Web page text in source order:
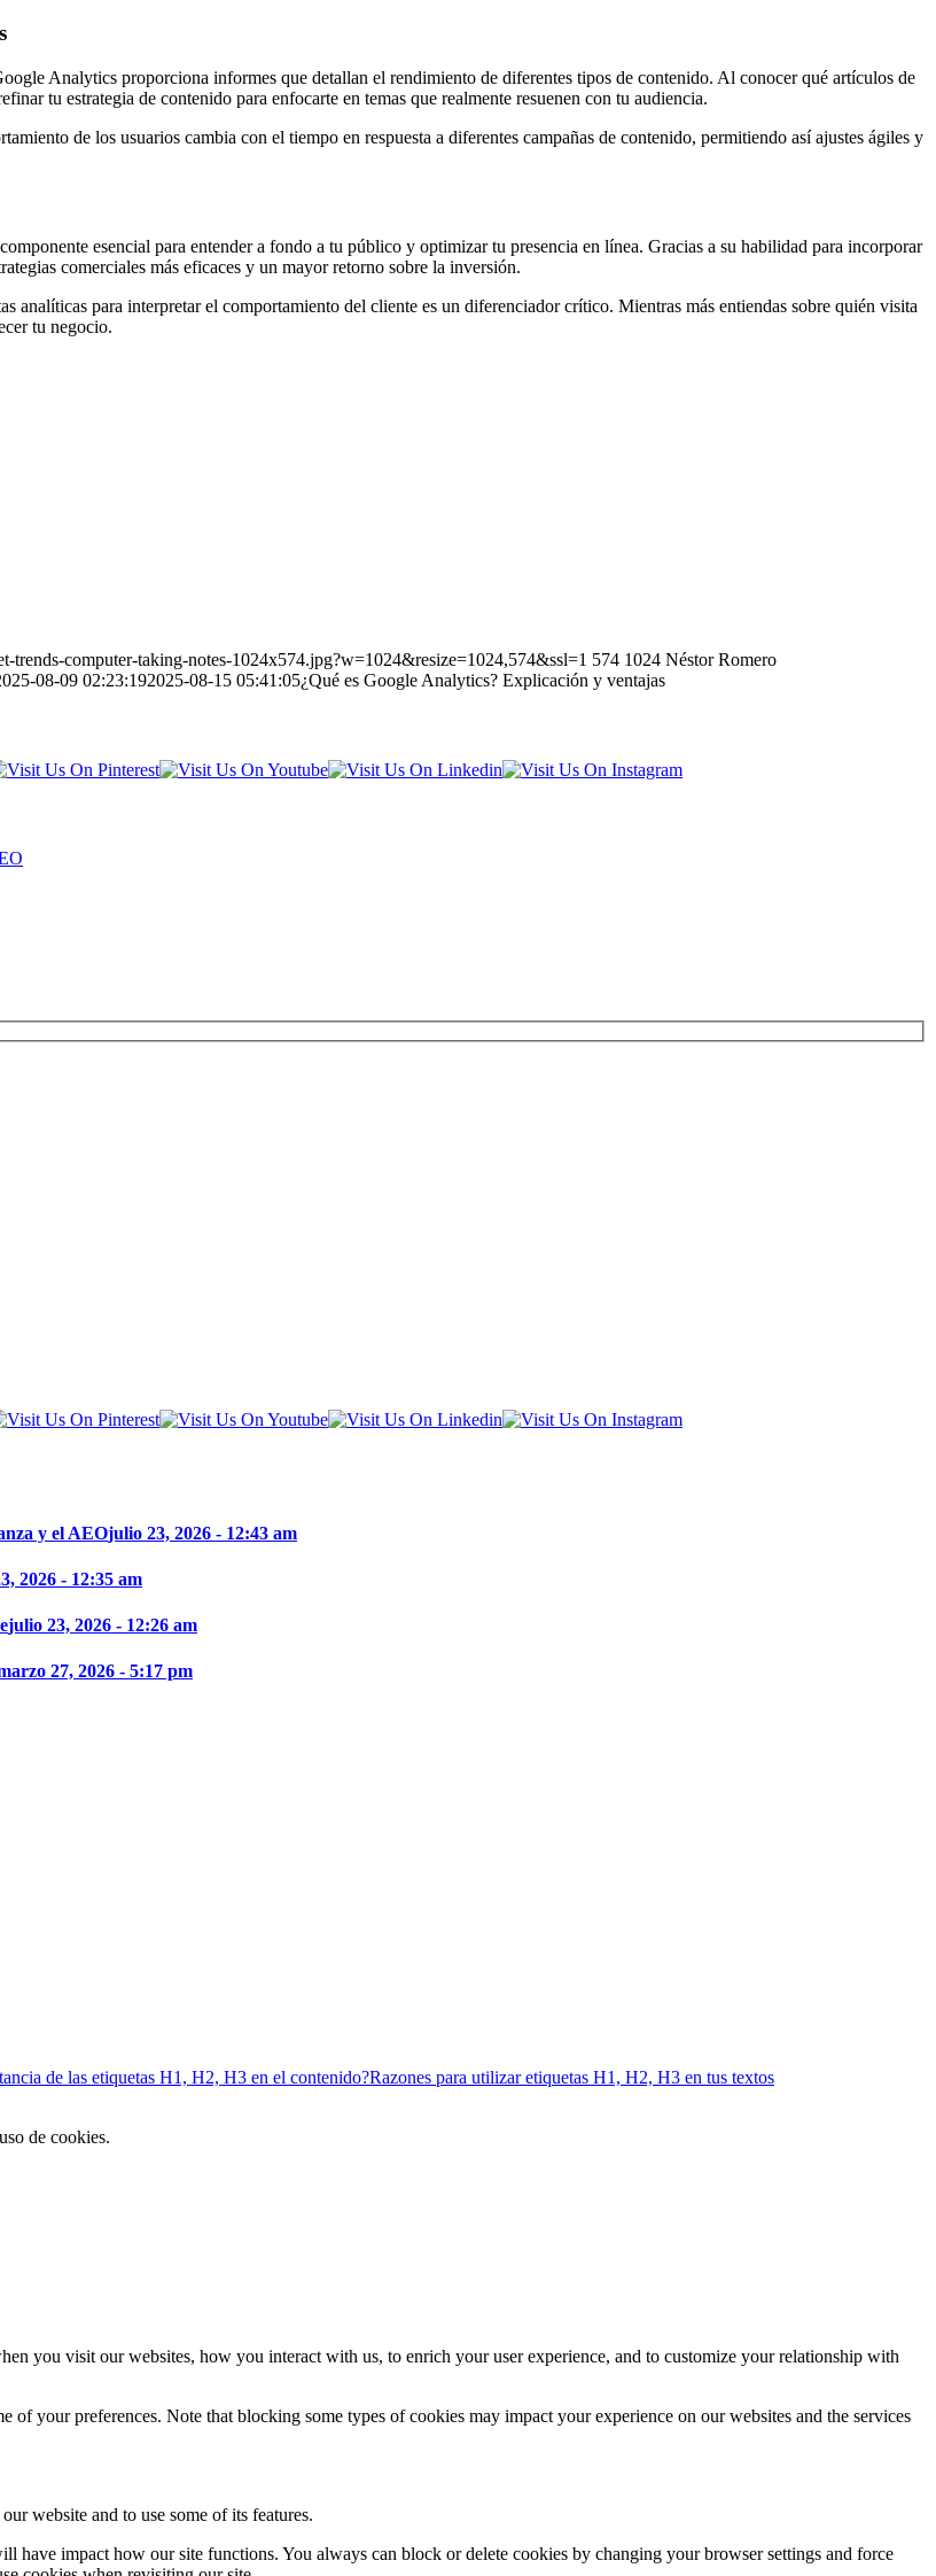
Analytics proporciona informes que detallan el rendimiento de diferentes tipos de contenido. Al conocer qué artículos de
tu estrategia de contenido para enfocarte en temas que realmente resuenen con tu audiencia.
de los usuarios cambia con el tiempo en respuesta a diferentes campañas de contenido, permitiendo así ajustes ágiles y
esencial para entender a fondo a tu público y optimizar tu presencia en línea. Gracias a su habilidad para incorporar
comerciales más eficaces y un mayor retorno sobre la inversión.
analíticas para interpretar el comportamiento del cliente es un diferenciador crítico. Mientras más entiendas sobre quién visita
tu negocio.
computer-taking-notes-1024x574.jpg?w=1024&resize=1024,574&ssl=1 574 1024 Néstor Romero
08-09 02:23:192025-08-15 05:41:05¿Qué es Google Analytics? Explicación y ventajas
y el AEOjulio 23, 2026 - 12:43 am
2026 - 12:35 am
julio 23, 2026 - 12:26 am
27, 2026 - 5:17 pm
Razones para utilizar etiquetas H1, H2, H3 en tus textos
de cookies.
you visit our websites, how you interact with us, to enrich your user experience, and to customize your relationship with
your preferences. Note that blocking some types of cookies may impact your experience on our websites and the services
website and to use some of its features.
have impact how our site functions. You always can block or delete cookies by changing your browser settings and force